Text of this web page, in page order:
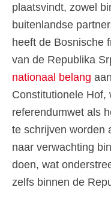
plaatsvindt, zowel
buitenlandse
heeft de Bosnische
van de Republika
nationaal belang
Constitutionele Hof,
referendumwet als
te schrijven worden
naar verwachting
doen, wat
zelfs binnen de